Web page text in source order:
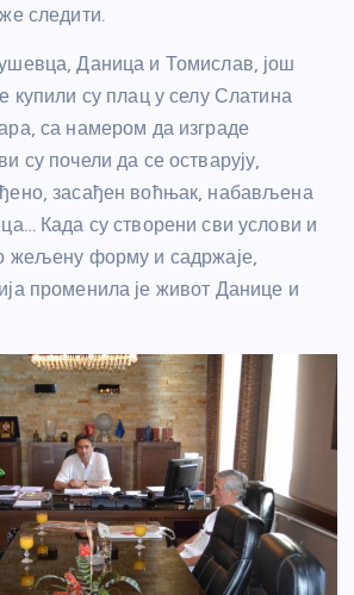
следити.
Даница и Томислав, још
купили су плац у селу Слатина
са намером да изграде
су почели да се остварују,
засађен воћњак, набављена
Када су створени сви услови и
жељену форму и садржаје,
променила је живот Данице и